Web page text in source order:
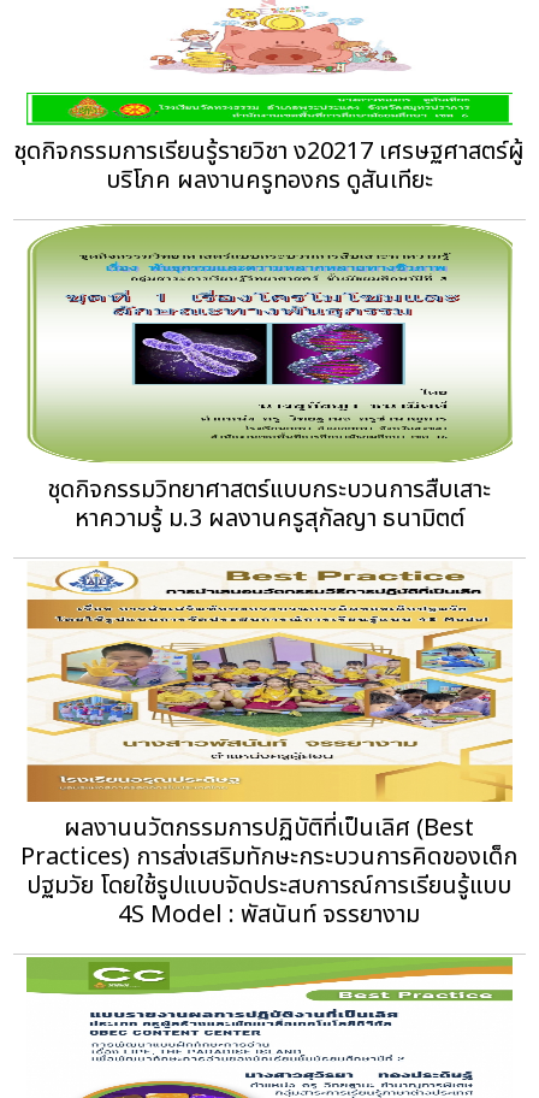
ชุดกิจกรรมการเรียนรู้รายวิชา ง20217 เศรษฐศาสตร์ผู้
บริโภค ผลงานครูทองกร ดูสันเทียะ
ชุดกิจกรรมวิทยาศาสตร์แบบกระบวนการสืบเสาะ
หาความรู้ ม.3 ผลงานครูสุกัลญา ธนามิตต์
ผลงานนวัตกรรมการปฏิบัติที่เป็นเลิศ (Best
Practices) การส่งเสริมทักษะกระบวนการคิดของเด็ก
ปฐมวัย โดยใช้รูปแบบจัดประสบการณ์การเรียนรู้แบบ
4S Model : พัสนันท์ จรรยางาม